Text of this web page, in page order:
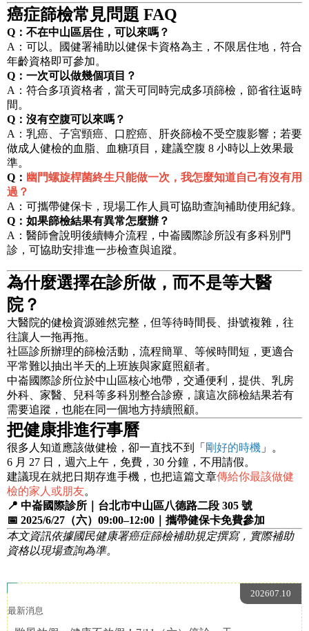
癌症篩檢常見問題 FAQ
Q：不在中山區居住，可以來嗎？
A：可以。國健署補助以健保卡資格為主，不限居住地，符合
年齡資格即可參加。
Q：一次可以做幾個項目？
A：符合多項資格者，當天可同時完成多項篩檢，節省往返時
間。
Q：沒有空腹可以來嗎？
A：乳癌、子宮頸癌、口腔癌、肝炎篩檢不受空腹影響；若要
做成人健檢的血脂、血糖項目，建議空腹 8 小時以上效果最
準。
Q： 幽門螺旋桿菌終生只能做一次，我怎麼知道自己有沒有用
過？
A：可攜帶健保卡，現場工作人員可協助查詢補助使用紀錄。
Q：如果篩檢結果有異常怎麼辦？
A：醫師會說明後續轉介流程，中崙國際診所設有多科別門
診，可協助安排進一步檢查與追蹤。
為什麼選擇在診所做，而不是等大醫
院？
大醫院的健檢資源雖然完整，但等待時間長、掛號複雜，往
往讓人一拖再拖。
社區診所辦理的篩檢活動，流程簡單、等候時間短，更適合
平常難以抽出半天的上班族與家庭照顧者。
中崙國際診所位於中山區核心地帶，交通便利，提供、乳房
外科、家醫、兒科等多科別整合診療，讓這次篩檢結果若有
需要追蹤，也能在同一個地方持續照顧。
把健康排進行事曆
很多人知道應該做健檢，卻一直找不到「 剛好的時機 」。
6 月 27 日，週六上午，免費，30 分鐘，不用請假。
建議現在就把日期存進手機，也把這篇文章傳給你最該做健
檢的家人或朋友。
📍 中崙國際診所｜台北市中山區八德路二段 305 號
📅 2025/6/27（六）09:00–12:00｜攜帶健保卡免費參加
本文資訊依據國民健康署癌症篩檢補助規定撰寫，實際補助
資格以現場查詢為準。
202607.10
最新消息